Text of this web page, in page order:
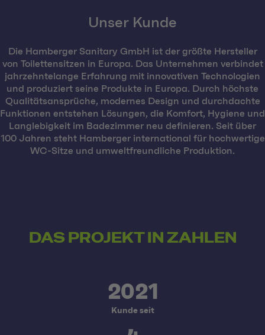
Unser Kunde
Die Hamberger Sanitary GmbH ist der größte Hersteller
von Toilettensitzen in Europa. Das Unternehmen verbindet
jahrzehntelange Erfahrung mit innovativen Technologien
und produziert seine Produkte in Europa. Durch höchste
Qualitätsansprüche, modernes Design und durchdachte
Funktionen entstehen Lösungen, die Komfort, Hygiene und
Langlebigkeit im Badezimmer neu definieren. Seit über
100 Jahren steht Hamberger international für hochwertige
WC-Sitze und umweltfreundliche Produktion.
DAS PROJEKT IN ZAHLEN
2021
Kunde seit